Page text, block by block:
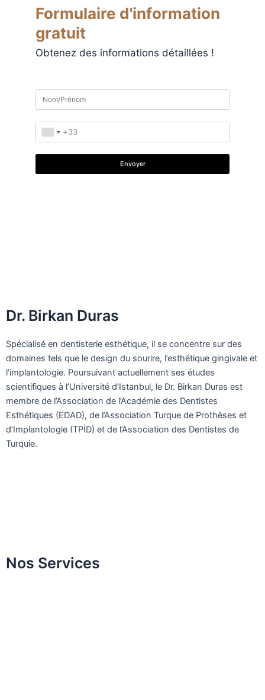
Formulaire d'information
gratuit
Obtenez des informations détaillées !
Envoyer
Dr. Birkan Duras
Spécialisé en dentisterie esthétique, il se concentre sur des
domaines tels que le design du sourire, l’esthétique gingivale et
l’implantologie. Poursuivant actuellement ses études
scientifiques à l’Université d’Istanbul, le Dr. Birkan Duras est
membre de l’Association de l’Académie des Dentistes
Esthétiques (EDAD), de l’Association Turque de Prothèses et
d’Implantologie (TPİD) et de l’Association des Dentistes de
Turquie.
Nos Services